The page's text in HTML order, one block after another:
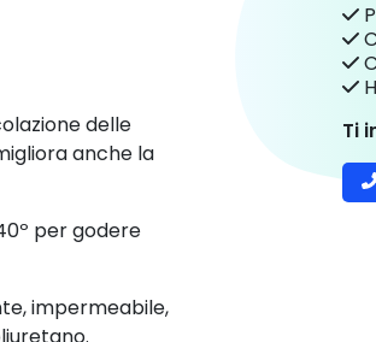
Ti
delle
anche la
per godere
impermeabile,